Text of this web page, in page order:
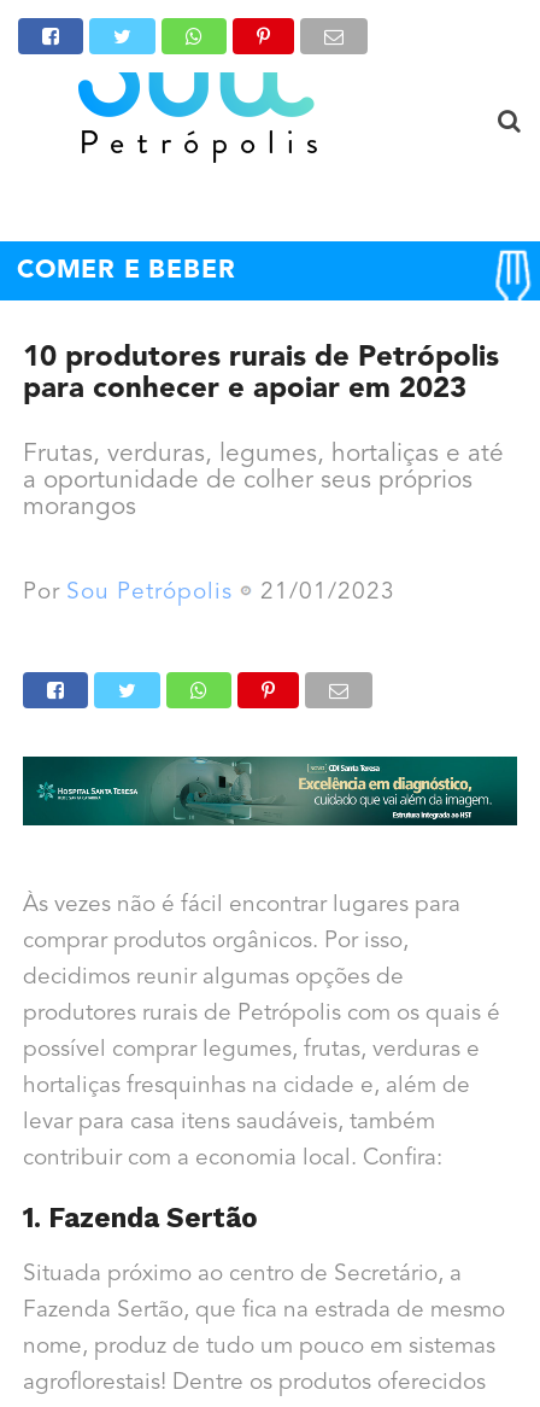
COMER E BEBER
10 produtores rurais de Petrópolis
para conhecer e apoiar em 2023
Frutas, verduras, legumes, hortaliças e até
a oportunidade de colher seus próprios
morangos
Por Sou Petrópolis 21/01/2023
Às vezes não é fácil encontrar lugares para
comprar produtos orgânicos. Por isso,
decidimos reunir algumas opções de
produtores rurais de Petrópolis com os quais é
possível comprar legumes, frutas, verduras e
hortaliças fresquinhas na cidade e, além de
levar para casa itens saudáveis, também
contribuir com a economia local. Confira:
1. Fazenda Sertão
Situada próximo ao centro de Secretário, a
Fazenda Sertão, que fica na estrada de mesmo
nome, produz de tudo um pouco em sistemas
agroflorestais! Dentre os produtos oferecidos